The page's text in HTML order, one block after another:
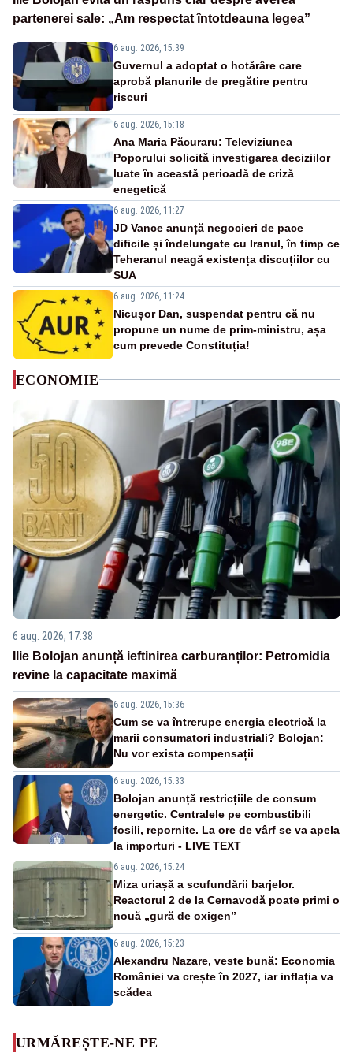
partenerei sale: „Am respectat întotdeauna legea”
6 aug. 2026, 15:39
Guvernul a adoptat o hotărâre care
aprobă planurile de pregătire pentru
riscuri
6 aug. 2026, 15:18
Ana Maria Păcuraru: Televiziunea
Poporului solicită investigarea deciziilor
luate în această perioadă de criză
enegetică
6 aug. 2026, 11:27
JD Vance anunță negocieri de pace
dificile și îndelungate cu Iranul, în timp ce
Teheranul neagă existența discuțiilor cu
SUA
6 aug. 2026, 11:24
Nicușor Dan, suspendat pentru că nu
propune un nume de prim-ministru, așa
cum prevede Constituția!
ECONOMIE
6 aug. 2026, 17:38
Ilie Bolojan anunță ieftinirea carburanților: Petromidia
revine la capacitate maximă
6 aug. 2026, 15:36
Cum se va întrerupe energia electrică la
marii consumatori industriali? Bolojan:
Nu vor exista compensații
6 aug. 2026, 15:33
Bolojan anunță restricțiile de consum
energetic. Centralele pe combustibili
fosili, repornite. La ore de vârf se va apela
la importuri - LIVE TEXT
6 aug. 2026, 15:24
Miza uriașă a scufundării barjelor.
Reactorul 2 de la Cernavodă poate primi o
nouă „gură de oxigen”
6 aug. 2026, 15:23
Alexandru Nazare, veste bună: Economia
României va crește în 2027, iar inflația va
scădea
URMĂREȘTE-NE PE